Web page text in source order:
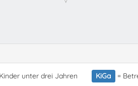
unter drei Jahren KiGa =